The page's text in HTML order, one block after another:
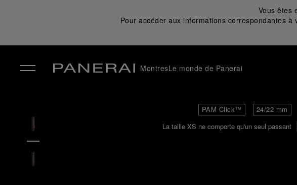
Vous êtes
Pour accéder aux informations correspondantes
MontresLe monde de Panerai
PAM Click™
24/22 mm
La taille XS ne comporte qu'un seul passant